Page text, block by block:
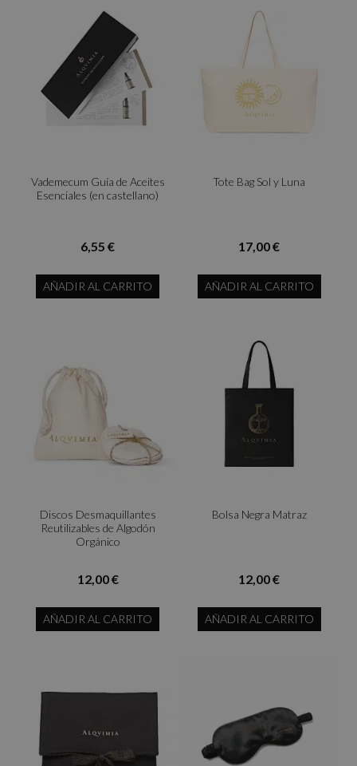
Vademecum Guía de Aceites
Esenciales (en castellano)
6,55 €
AÑADIR AL CARRITO
Tote Bag Sol y Luna
17,00 €
AÑADIR AL CARRITO
Discos Desmaquillantes
Reutilizables de Algodón
Orgánico
12,00 €
AÑADIR AL CARRITO
Bolsa Negra Matraz
12,00 €
AÑADIR AL CARRITO